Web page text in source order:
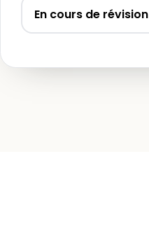
En cours de révision